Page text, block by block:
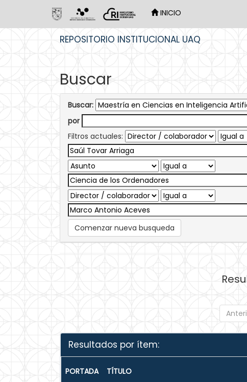
INICIO
REPOSITORIO INSTITUCIONAL UAQ
Buscar
Buscar:
por
Filtros actuales:
Comenzar nueva busqueda
Resultados por ítem:
PORTADA TÍTULO